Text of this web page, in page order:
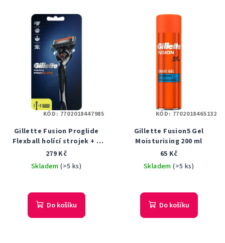
Gillette Fusion Proglide
Flexball holící strojek + 2
náhradní hlavice
279 Kč
Skladem(>5 ks)
Do košíku
KÓD: 7702018447985
Gillette Fusion5 Gel
Moisturising 200 ml
65 Kč
Skladem(>5 ks)
Do košíku
KÓD: 7702018465132